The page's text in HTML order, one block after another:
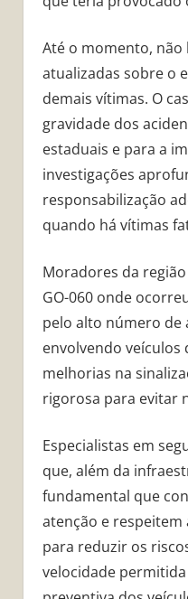
Até o momento, não
atualizadas sobre o
demais vítimas. O
gravidade dos
estaduais e para a
investigações
responsabilização
quando há vítimas
Moradores da
GO-060 onde
pelo alto número de
envolvendo veículos
melhorias na
rigorosa para evitar
Especialistas em
que, além da
fundamental que
atenção e
para reduzir os
velocidade